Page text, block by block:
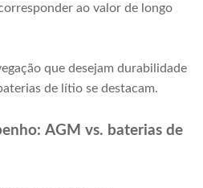
ao valor de longo
que desejam durabilidade
de lítio se destacam.
AGM vs. baterias de